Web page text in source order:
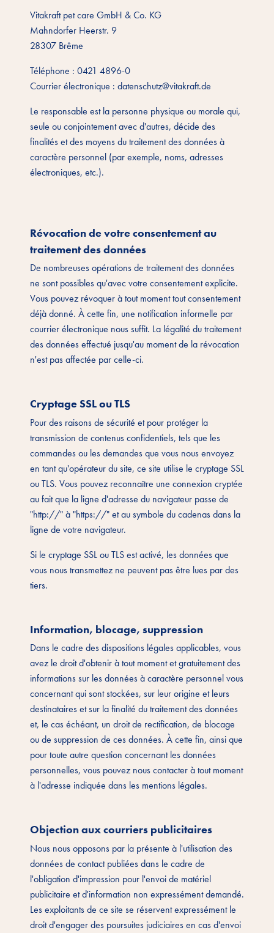
Vitakraft pet care GmbH & Co. KG
Mahndorfer Heerstr. 9
28307 Brême
Téléphone : 0421 4896-0
Courrier électronique : datenschutz@vitakraft.de
Le responsable est la personne physique ou morale qui,
seule ou conjointement avec d'autres, décide des
finalités et des moyens du traitement des données à
caractère personnel (par exemple, noms, adresses
électroniques, etc.).
Révocation de votre consentement au
traitement des données
De nombreuses opérations de traitement des données
ne sont possibles qu'avec votre consentement explicite.
Vous pouvez révoquer à tout moment tout consentement
déjà donné. À cette fin, une notification informelle par
courrier électronique nous suffit. La légalité du traitement
des données effectué jusqu'au moment de la révocation
n'est pas affectée par celle-ci.
Cryptage SSL ou TLS
Pour des raisons de sécurité et pour protéger la
transmission de contenus confidentiels, tels que les
commandes ou les demandes que vous nous envoyez
en tant qu'opérateur du site, ce site utilise le cryptage SSL
ou TLS. Vous pouvez reconnaître une connexion cryptée
au fait que la ligne d'adresse du navigateur passe de
"http://" à "https://" et au symbole du cadenas dans la
ligne de votre navigateur.
Si le cryptage SSL ou TLS est activé, les données que
vous nous transmettez ne peuvent pas être lues par des
tiers.
Information, blocage, suppression
Dans le cadre des dispositions légales applicables, vous
avez le droit d'obtenir à tout moment et gratuitement des
informations sur les données à caractère personnel vous
concernant qui sont stockées, sur leur origine et leurs
destinataires et sur la finalité du traitement des données
et, le cas échéant, un droit de rectification, de blocage
ou de suppression de ces données. À cette fin, ainsi que
pour toute autre question concernant les données
personnelles, vous pouvez nous contacter à tout moment
à l'adresse indiquée dans les mentions légales.
Objection aux courriers publicitaires
Nous nous opposons par la présente à l'utilisation des
données de contact publiées dans le cadre de
l'obligation d'impression pour l'envoi de matériel
publicitaire et d'information non expressément demandé.
Les exploitants de ce site se réservent expressément le
droit d'engager des poursuites judiciaires en cas d'envoi